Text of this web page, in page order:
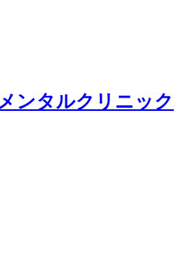
ンタルクリニック